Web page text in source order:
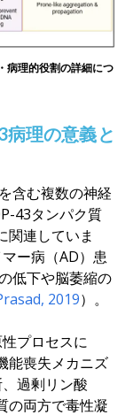
病理的役割の詳細につ
病理の意義と
含む複数の神経
43タンパク質
関連していま
ー病（AD）患
低下や脳萎縮の
2019）。
プロセスに
能喪失メカニズ
過剰リン酸
の両方で毒性凝